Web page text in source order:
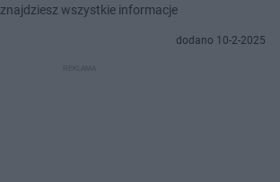
znajdziesz wszystkie informacje
dodano 10-2-2025